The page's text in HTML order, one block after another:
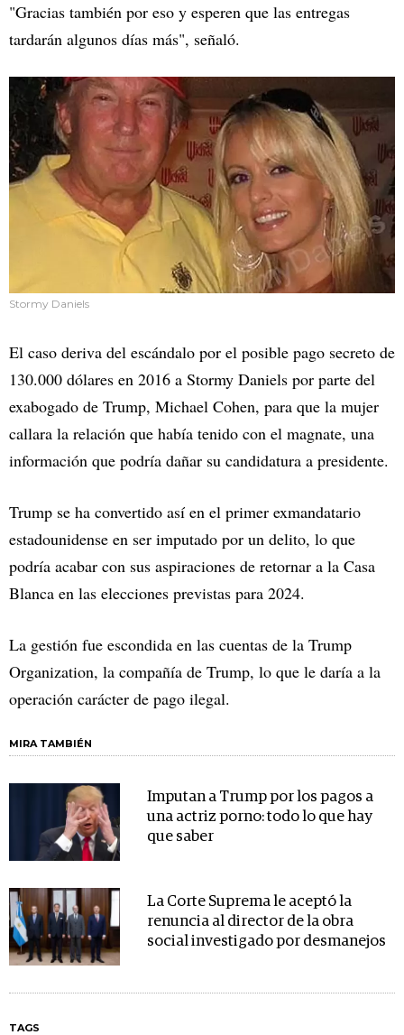
"Gracias también por eso y esperen que las entregas
tardarán algunos días más", señaló.
Stormy Daniels
El caso deriva del escándalo por el posible pago secreto de
130.000 dólares en 2016 a Stormy Daniels por parte del
exabogado de Trump, Michael Cohen, para que la mujer
callara la relación que había tenido con el magnate, una
información que podría dañar su candidatura a presidente.
Trump se ha convertido así en el primer exmandatario
estadounidense en ser imputado por un delito, lo que
podría acabar con sus aspiraciones de retornar a la Casa
Blanca en las elecciones previstas para 2024.
La gestión fue escondida en las cuentas de la Trump
Organization, la compañía de Trump, lo que le daría a la
operación carácter de pago ilegal.
MIRA TAMBIÉN
Imputan a Trump por los pagos a
una actriz porno: todo lo que hay
que saber
La Corte Suprema le aceptó la
renuncia al director de la obra
social investigado por desmanejos
TAGS